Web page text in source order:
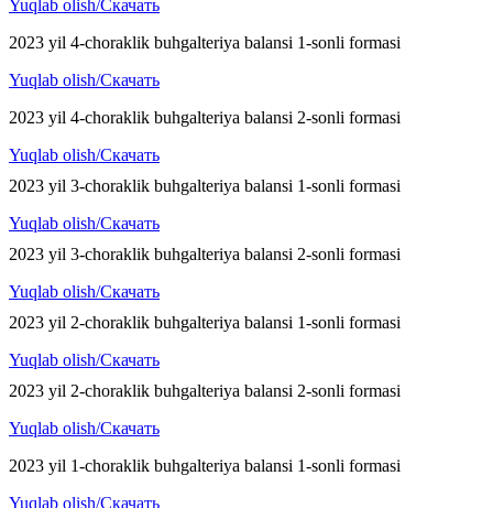
Yuqlab olish/Скачать
2023 yil 4-choraklik buhgalteriya balansi 1-sonli formasi
Yuqlab olish/Скачать
2023 yil 4-choraklik buhgalteriya balansi 2-sonli formasi
Yuqlab olish/Скачать
2023 yil 3-choraklik buhgalteriya balansi 1-sonli formasi
Yuqlab olish/Скачать
2023 yil 3-choraklik buhgalteriya balansi 2-sonli formasi
Yuqlab olish/Скачать
2023 yil 2-choraklik buhgalteriya balansi 1-sonli formasi
Yuqlab olish/Скачать
2023 yil 2-choraklik buhgalteriya balansi 2-sonli formasi
Yuqlab olish/Скачать
2023 yil 1-choraklik buhgalteriya balansi 1-sonli formasi
Yuqlab olish/Скачать